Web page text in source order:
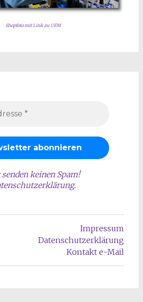
Shopfoto mit Link zu UFM
keinen Spam!
.
Impressum
Datenschutzerklärung
Kontakt e-Mail